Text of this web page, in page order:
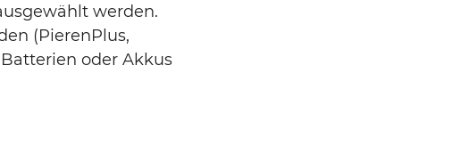
werden.
(PierenPlus,
oder Akkus